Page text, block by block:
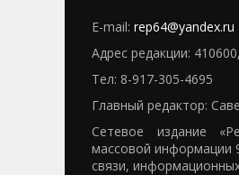
E-mail: rep64@yandex.ru
Адрес редакции:
Тел: 8-917-305-4695
Главный редактор:
Сетевое издание
массовой информации
связи,